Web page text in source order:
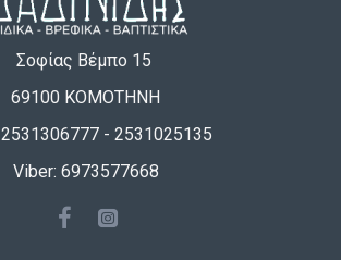
Σοφίας Βέμπο 15
69100 ΚΟΜΟΤΗΝΗ
- 2531025135
Viber: 6973577668